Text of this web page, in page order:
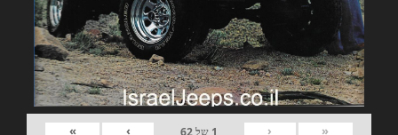
«
‹
1 של62
›
»